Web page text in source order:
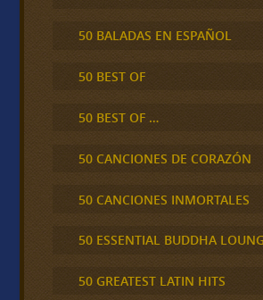
50 BALADAS EN ESPAÑOL
50 BEST OF
50 BEST OF …
50 CANCIONES DE CORAZÓN
50 CANCIONES INMORTALES
50 ESSENTIAL BUDDHA
50 GREATEST LATIN HITS